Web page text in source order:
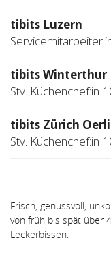
tibits Luzern
tibits Winterthur
Stv. Küchenchef:in
tibits Zürich
Stv. Küchenchef:in
Frisch, genussvoll,
von früh bis spät über
Leckerbissen.